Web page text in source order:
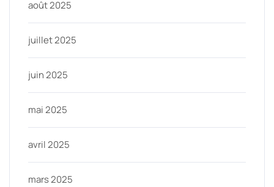
août 2025
juillet 2025
juin 2025
mai 2025
avril 2025
mars 2025